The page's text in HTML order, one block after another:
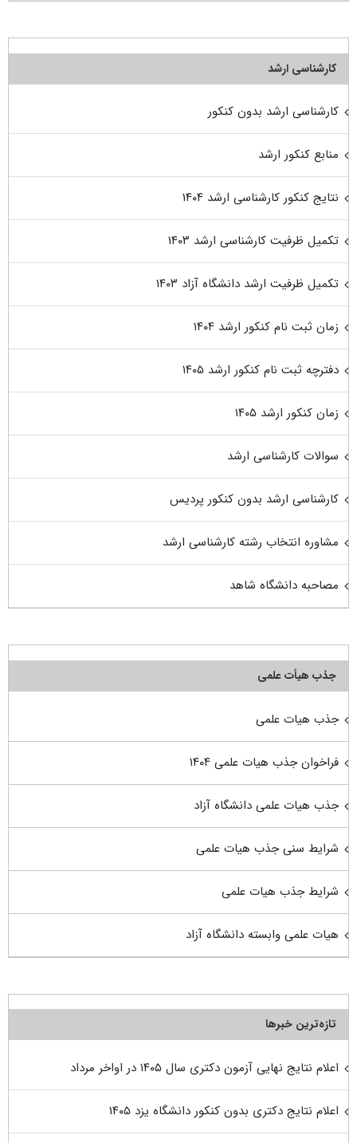
کارشناسی ارشد
کارشناسی ارشد بدون کنکور
منابع کنکور ارشد
نتایج کنکور کارشناسی ارشد ۱۴۰۴
تکمیل ظرفیت کارشناسی ارشد ۱۴۰۳
تکمیل ظرفیت ارشد دانشگاه آزاد ۱۴۰۳
زمان ثبت نام کنکور ارشد ۱۴۰۴
دفترچه ثبت نام کنکور ارشد ۱۴۰۵
زمان کنکور ارشد ۱۴۰۵
سوالات کارشناسی ارشد
کارشناسی ارشد بدون کنکور پردیس
مشاوره انتخاب رشته کارشناسی ارشد
مصاحبه دانشگاه شاهد
جذب هیأت علمی
جذب هیات علمی
فراخوان جذب هیات علمی ۱۴۰۴
جذب هیات علمی دانشگاه آزاد
شرایط سنی جذب هیات علمی
شرایط جذب هیات علمی
هیات علمی وابسته دانشگاه آزاد
تازه‌ترین خبرها
اعلام نتایج نهایی آزمون دکتری سال ۱۴۰۵ در اواخر مرداد
اعلام نتایج دکتری بدون کنکور دانشگاه یزد ۱۴۰۵